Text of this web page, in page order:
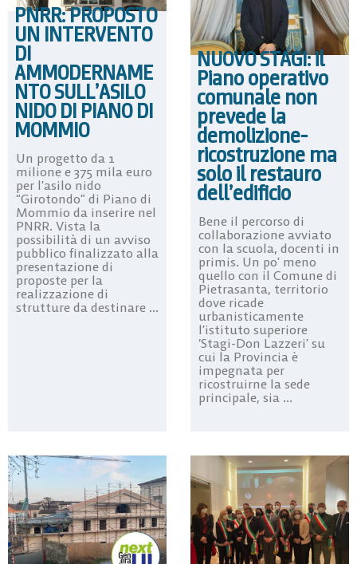
PNRR: PROPOSTO
UN INTERVENTO
DI
AMMODERNAME
NTO SULL’ASILO
NIDO DI PIANO DI
MOMMIO
Un progetto da 1
milione e 375 mila euro
per l’asilo nido
“Girotondo” di Piano di
Mommio da inserire nel
PNRR. Vista la
possibilità di un avviso
pubblico finalizzato alla
presentazione di
proposte per la
realizzazione di
strutture da destinare ...
NUOVO STAGI: il
Piano operativo
comunale non
prevede la
demolizione-
ricostruzione ma
solo il restauro
dell’edificio
Bene il percorso di
collaborazione avviato
con la scuola, docenti in
primis. Un po’ meno
quello con il Comune di
Pietrasanta, territorio
dove ricade
urbanisticamente
l’istituto superiore
‘Stagi-Don Lazzeri’ su
cui la Provincia è
impegnata per
ricostruirne la sede
principale, sia ...